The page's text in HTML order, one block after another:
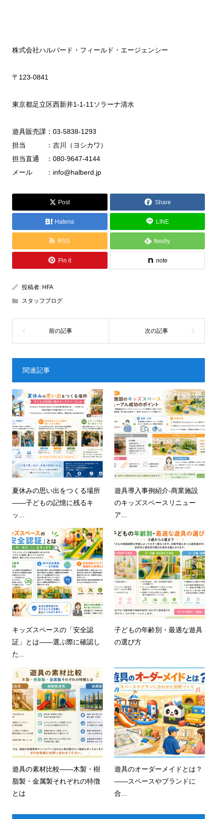
株式会社ハルバード・フィールド・エージェンシー
〒123-0841
東京都足立区西新井1-1-11ソラーナ清水
遊具販売課：03-5838-1293
担当 ：吉川（ヨシカワ）
担当直通 ：080-9647-4144
メール ：info@halberd.jp
Post Share
Hatena LINE
RSS feedly
Pin it note
投稿者: HFA
スタッフブログ
関連記事
夏休みの思い出をつくる場所
——子どもの記憶に残るキ
ッ...
遊具導入事例紹介-商業施設
のキッズスペースリニュー
ア...
キッズスペースの「安全認
証」とは——選ぶ際に確認し
た...
子どもの年齢別・最適な遊具
の選び方
遊具の素材比較——木製・樹
脂製・金属製それぞれの特徴
とは
遊具のオーダーメイドとは？
——スペースやブランドに
合...